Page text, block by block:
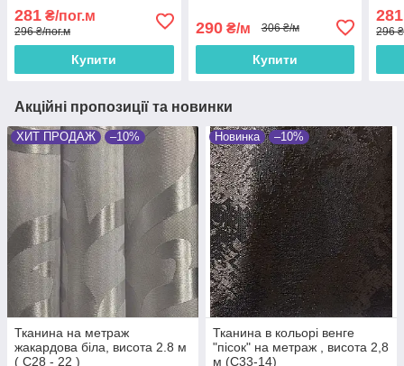
12)
281 ₴/пог.м
296 ₴/пог.м
Купити
(M58-12)
290₴/м 306 ₴/м
Купити
281
296
Акційні пропозиції та новинки
ХИТ ПРОДАЖ –10%
Тканина на метраж
жакардова біла, висота 2.8 м
( С28 - 22 )
Новинка –10%
Тканина в кольорі венге
"пісок" на метраж , висота 2,8
м (С33-14)